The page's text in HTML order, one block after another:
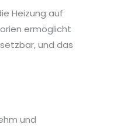
Heizung auf
ermöglicht
und das
und